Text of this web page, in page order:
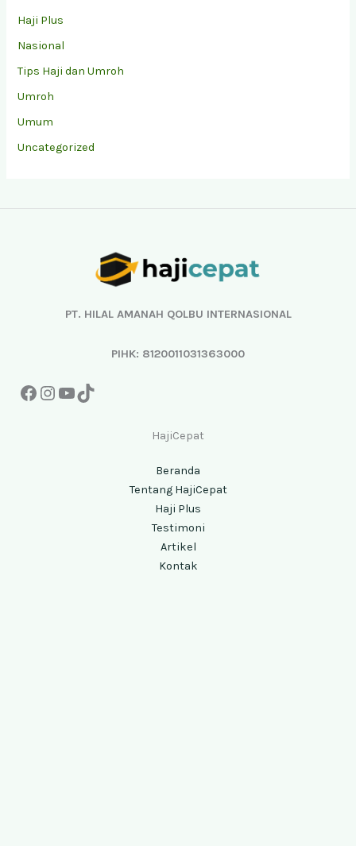
Haji Plus
Nasional
Tips Haji dan Umroh
Umroh
Umum
Uncategorized
PT. HILAL AMANAH QOLBU INTERNASIONAL
PIHK: 8120011031363000
Instagram
YouTube
TikTok
HajiCepat
Beranda
Tentang HajiCepat
Haji Plus
Testimoni
Artikel
Kontak